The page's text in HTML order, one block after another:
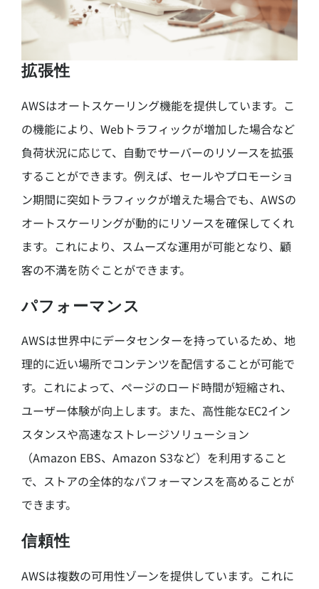
拡張性
AWSはオートスケーリング機能を提供しています。こ
の機能により、Webトラフィックが増加した場合など
負荷状況に応じて、自動でサーバーのリソースを拡張
することができます。例えば、セールやプロモーショ
ン期間に突如トラフィックが増えた場合でも、AWSの
オートスケーリングが動的にリソースを確保してくれ
ます。これにより、スムーズな運用が可能となり、顧
客の不満を防ぐことができます。
パフォーマンス
AWSは世界中にデータセンターを持っているため、地
理的に近い場所でコンテンツを配信することが可能で
す。これによって、ページのロード時間が短縮され、
ユーザー体験が向上します。また、高性能なEC2イン
スタンスや高速なストレージソリューション
（Amazon EBS、Amazon S3など）を利用すること
で、ストアの全体的なパフォーマンスを高めることが
できます。
信頼性
AWSは複数の可用性ゾーンを提供しています。これに